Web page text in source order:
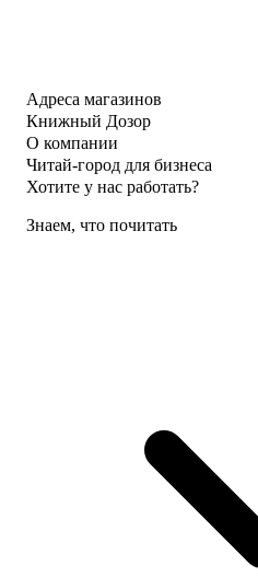
Адреса магазинов
Книжный Дозор
О компании
Читай-город для бизнеса
Хотите у нас работать?
Знаем, что почитать